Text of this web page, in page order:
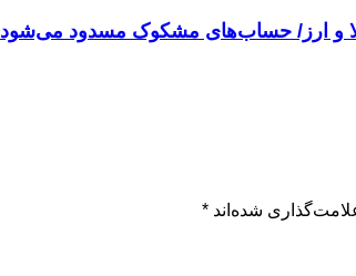
و ارز/ حساب‌های مشکوک مسدود می‌شود
شده‌اند *